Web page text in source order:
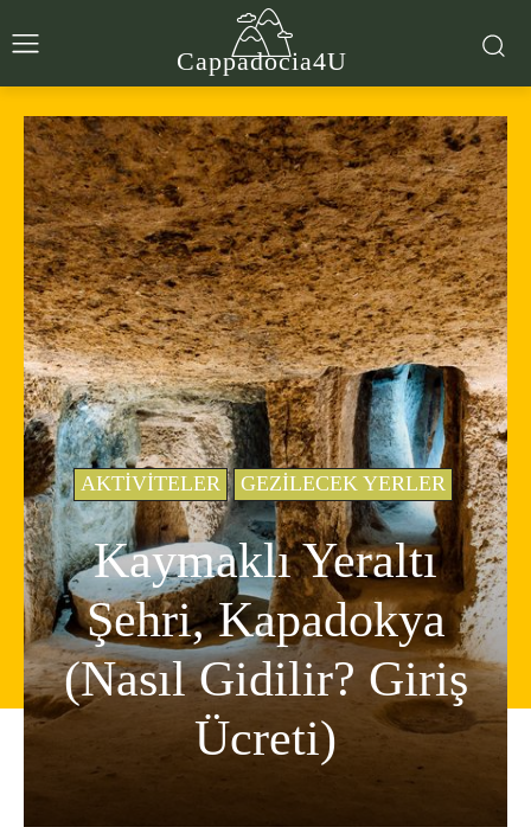
Cappadocia4U
AKTIVITELER GEZILECEK YERLER
Kaymaklı Yeraltı
Şehri, Kapadokya
(Nasıl Gidilir? Giriş
Ücreti)